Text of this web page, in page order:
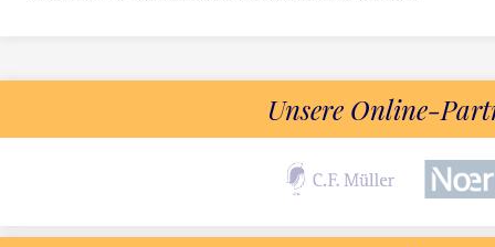
Unsere Online-